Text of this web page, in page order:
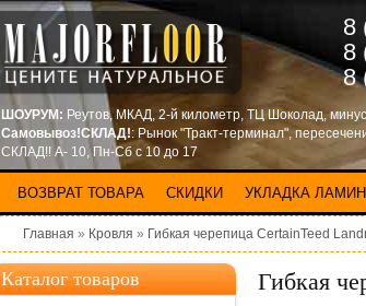
8
8
8
ШОУРУМ: Реутов, МКАД, 2-й километр, ТЦ Шоколад,
Самовывоз!СКЛАД!: Рынок "Тракт-терминал",
СКЛАД!! А- 10, Пн-Сб с 10 до 17
ВОЗВРАТ ТОВАРА СКИДКИ УКЛАДКА
Главная » Кровля » Гибкая черепица CertainTeed
Каталог товаров Гибкая